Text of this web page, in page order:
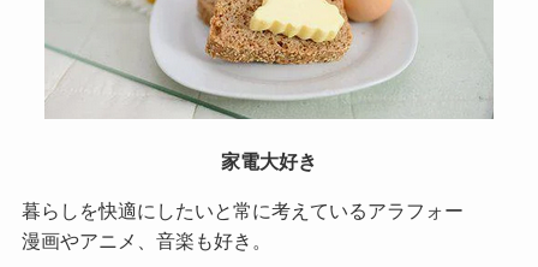
家電大好き
暮らしを快適にしたいと常に考えているアラフォー
漫画やアニメ、音楽も好き。